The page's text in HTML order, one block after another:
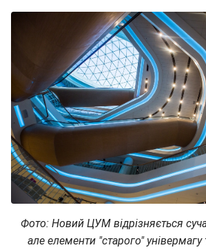
Фото: Новий ЦУМ відрізняється
але елементи "старого"